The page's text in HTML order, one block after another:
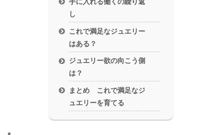
し
これで満足なジュエリー
はある？
ジュエリー欲の向こう側
は？
まとめ これで満足なジ
ュエリーを育てる